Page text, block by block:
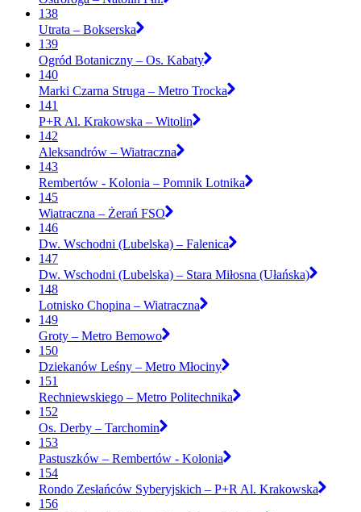
138
Utrata – Bokserska
139
Ogród Botaniczny – Os. Kabaty
140
Marki Czarna Struga – Metro Trocka
141
P+R Al. Krakowska – Witolin
142
Aleksandrów – Wiatraczna
143
Rembertów - Kolonia – Pomnik Lotnika
145
Wiatraczna – Żerań FSO
146
Dw. Wschodni (Lubelska) – Falenica
147
Dw. Wschodni (Lubelska) – Stara Miłosna (Ułańska)
148
Lotnisko Chopina – Wiatraczna
149
Groty – Metro Bemowo
150
Dziekanów Leśny – Metro Młociny
151
Rechniewskiego – Metro Politechnika
152
Os. Derby – Tarchomin
153
Pastuszków – Rembertów - Kolonia
154
Rondo Zesłańców Syberyjskich – P+R Al. Krakowska
156